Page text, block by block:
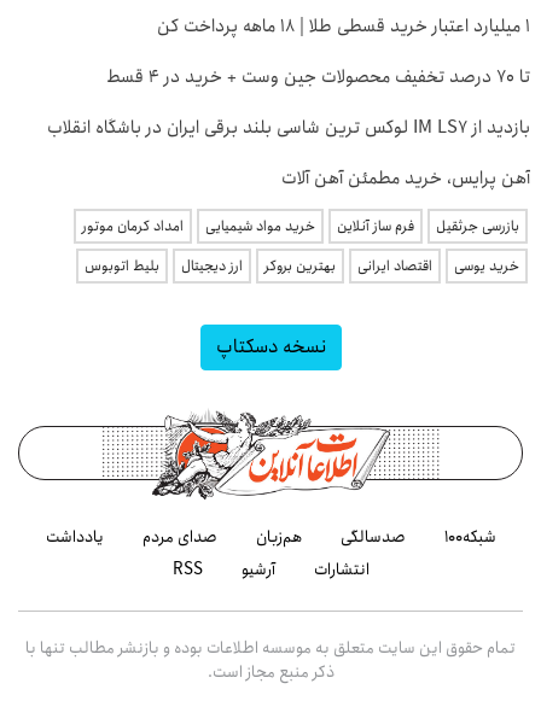
۱ میلیارد اعتبار خرید قسطی طلا | ۱۸ ماهه پرداخت کن
تا 70 درصد تخفیف محصولات جین وست + خرید در 4 قسط
بازدید از IM LS7 لوکس ترین شاسی بلند برقی ایران در باشگاه انقلاب
آهن پرایس، خرید مطمئن آهن آلات
بازرسی جرثقیل فرم ساز آنلاین خرید مواد شیمیایی
امداد کرمان موتور
خرید یوسی
اقتصاد ایرانی بهترین بروکر ارز دیجیتال بلیط اتوبوس
نسخه دسکتاپ
شبکه۱۰۰ صدسالگی هم‌زبان صدای مردم
یادداشت
انتشارات
آرشیو RSS
تمام حقوق این سایت متعلق به موسسه اطلاعات بوده و بازنشر مطالب تنها با
ذکر منبع مجاز است.